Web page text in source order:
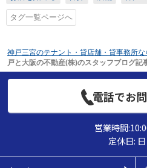
タグ一覧ページへ
神戸三宮のテナント・貸店舗・貸事務所
戸と大阪の不動産(株)のスタッフブログ記
電話でお
営業時間
定休日: